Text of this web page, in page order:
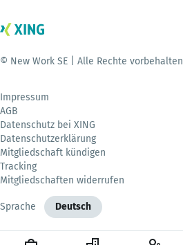
© New Work SE | Alle Rechte vorbehalten
Impressum
AGB
Datenschutz bei XING
Datenschutzerklärung
Mitgliedschaft kündigen
Tracking
Mitgliedschaften widerrufen
Sprache Deutsch